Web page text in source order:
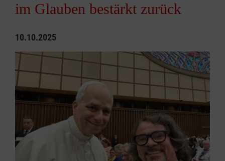
im Glauben bestärkt zurück
10.10.2025